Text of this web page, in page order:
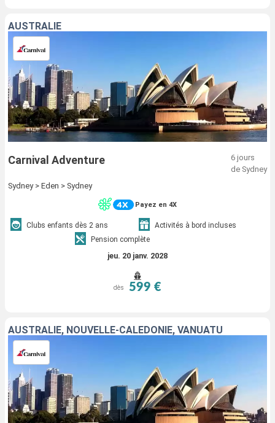
AUSTRALIE
Carnival Adventure
6 jours
de Sydney
Sydney > Eden > Sydney
Payez en 4X
Clubs enfants dès 2 ans
Activités à bord incluses
Pension complète
jeu. 20 janv. 2028
dès 599 €
AUSTRALIE, NOUVELLE-CALÉDONIE, VANUATU